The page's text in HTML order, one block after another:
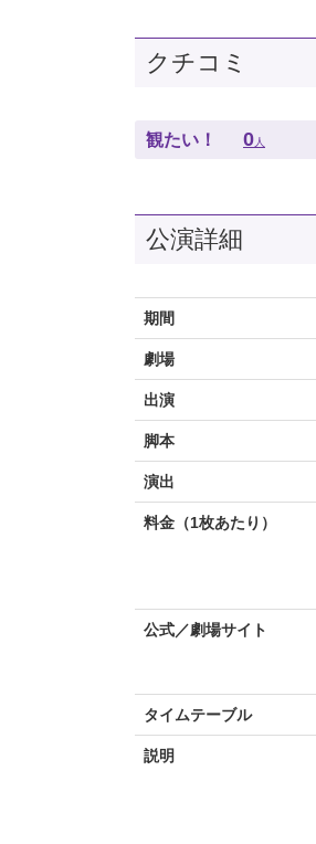
クチコミ
観たい！ 0 人
公演詳細
期間
劇場
出演
脚本
演出
料金（1枚あたり）
公式／劇場サイト
タイムテーブル
説明